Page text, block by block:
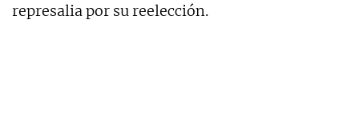
represalia por su reelección.